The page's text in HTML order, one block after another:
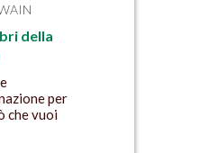
della
per
che vuoi